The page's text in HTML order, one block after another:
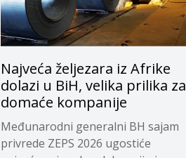
Najveća željezara iz Afrike
dolazi u BiH, velika prilika za
domaće kompanije
Međunarodni generalni BH sajam
privrede ZEPS 2026 ugostiće